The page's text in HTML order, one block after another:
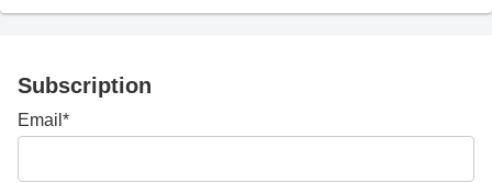
Subscription
Email*